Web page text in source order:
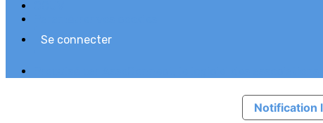
Se connecter
Notification